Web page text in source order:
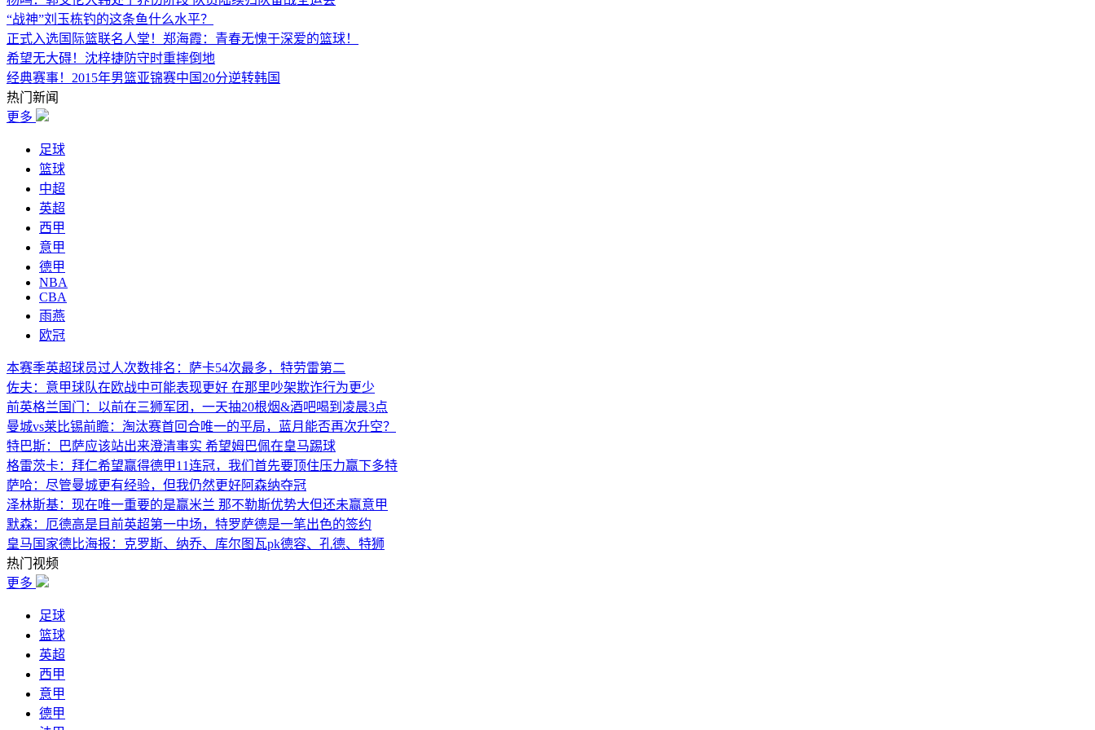
“战神”刘玉栋钓的这条鱼什么水平？
正式入选国际篮联名人堂！郑海霞：青春无愧于深爱的篮球！
希望无大碍！沈梓捷防守时重摔倒地
经典赛事！2015年男篮亚锦赛中国20分逆转韩国
热门新闻
更多
足球
篮球
中超
英超
西甲
意甲
德甲
NBA
CBA
雨燕
欧冠
本赛季英超球员过人次数排名：萨卡54次最多，特劳雷第二
佐夫：意甲球队在欧战中可能表现更好 在那里吵架欺诈行为更少
前英格兰国门：以前在三狮军团，一天抽20根烟&酒吧喝到凌晨3点
曼城vs莱比锡前瞻：淘汰赛首回合唯一的平局，蓝月能否再次升空？
特巴斯：巴萨应该站出来澄清事实 希望姆巴佩在皇马踢球
格雷茨卡：拜仁希望赢得德甲11连冠，我们首先要顶住压力赢下多特
萨哈：尽管曼城更有经验，但我仍然更好阿森纳夺冠
泽林斯基：现在唯一重要的是赢米兰 那不勒斯优势大但还未赢意甲
默森：厄德高是目前英超第一中场，特罗萨德是一笔出色的签约
皇马国家德比海报：克罗斯、纳乔、库尔图瓦pk德容、孔德、特狮
热门视频
更多
足球
篮球
英超
西甲
意甲
德甲